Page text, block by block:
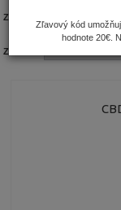
Zoradiť podľa:
Značka:
Zľavový kód
hodnote 20€.